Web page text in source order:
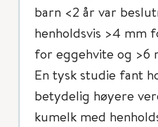
barn <2 år var
henholdsvis >4 mm
for eggehvite og >6
En tysk studie fant
betydelig høyere
kumelk med